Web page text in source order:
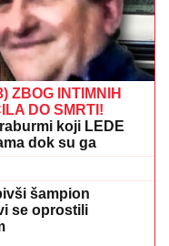
i u Grčkoj
BABA"
Cakani
o dečku i
o Seki Aleksić